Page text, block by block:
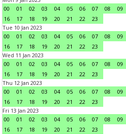
00
01 02 03 04 05 06 07 08 09
16
17 18 19 20 21 22
23
Tue 10 Jan 2023
00
01 02 03 04 05 06 07 08 09
16
17 18 19 20 21 22
23
Wed 11 Jan 2023
00
01 02 03 04 05 06 07 08 09
16
17 18 19 20 21 22
23
Thu 12 Jan 2023
00
01 02 03 04 05 06 07 08 09
16
17 18 19 20 21 22
23
Fri 13 Jan 2023
00
01 02 03 04 05 06 07 08 09
16
17 18 19 20 21 22
23